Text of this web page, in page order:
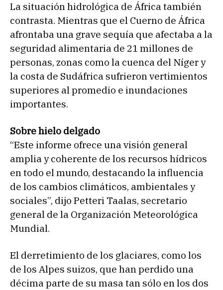
La situación hidrológica de África también
contrasta. Mientras que el Cuerno de África
afrontaba una grave sequía que afectaba a la
seguridad alimentaria de 21 millones de
personas, zonas como la cuenca del Níger y
la costa de Sudáfrica sufrieron vertimientos
superiores al promedio e inundaciones
importantes.
Sobre hielo delgado
“Este informe ofrece una visión general
amplia y coherente de los recursos hídricos
en todo el mundo, destacando la influencia
de los cambios climáticos, ambientales y
sociales”, dijo Petteri Taalas, secretario
general de la Organización Meteorológica
Mundial.
El derretimiento de los glaciares, como los
de los Alpes suizos, que han perdido una
décima parte de su masa tan sólo en los dos